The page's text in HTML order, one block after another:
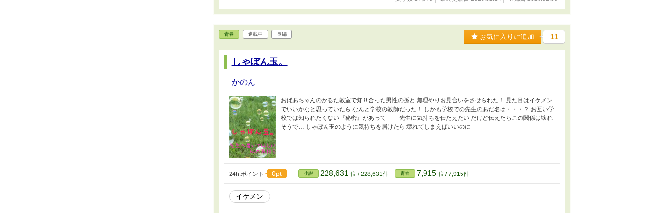
青春 連載中 長編 お気に入りに追加 11
しゃぼん玉。
かのん
おばあちゃんのかるた教室で知り合った男性の孫と 無理やりお見合いをさせられた！ 見た目はイケメン
でいいかなと思っていたら なんと学校の教師だった！ しかも学校での先生のあだ名は・・・？ お互い学
校では知られたくない『秘密』があって―― 先生に気持ちを伝たえたい だけど伝えたらこの関係は壊れ
そうで… しゃぼん玉のように気持ちを届けたら 壊れてしまえばいいのに――
24h.ポイント 0pt 小説 228,631 位 / 228,631件 青春 7,915 位 / 7,915件
イケメン